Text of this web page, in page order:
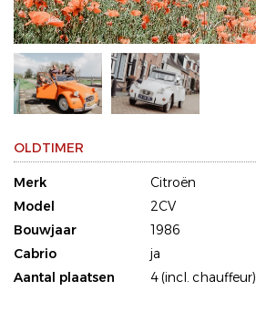
OLDTIMER
Merk
Citroën
Model
2CV
Bouwjaar
1986
Cabrio
ja
Aantal plaatsen
4 (incl. chauffeur)